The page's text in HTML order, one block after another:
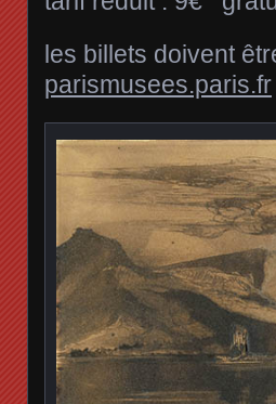
les billets doivent
parismusees.paris.fr